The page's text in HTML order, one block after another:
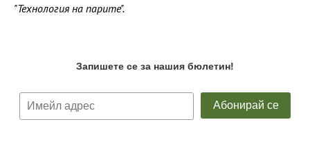
"Технология на парите".